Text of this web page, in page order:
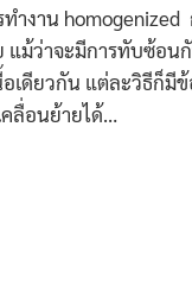
งาน homogenized
แม้ว่าจะมีการทับซ้อ
เดียวกัน แต่ละวิธีก็มี
ลื่อนย้ายได้…